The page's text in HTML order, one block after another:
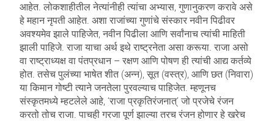
आहेत. लोकशाहीतील नेत्यांनीही त्यांचा अभ्यास, गुणानुकरण करावे असे
हे महान नृपती आहेत. अशा राजांच्या गुणांचे संस्कार नवीन पिढीवर
अवश्यमेव झाले पाहिजेत, नवीन पिढीला आणि सर्वांनाच त्यांची माहिती
झाली पाहिजे. राजा याचा अर्थ इथे राष्ट्रनेता असा करूया. राजा असो
वा राष्ट्राध्यक्ष वा पंतप्रधान – रक्षण आणि पोषण ही त्यांची आद्य कर्तव्ये
होत. तसेच पुलंच्या भाषेत शीत (अन्न), सूत (वस्त्र), आणि छत (निवारा)
या किमान गोष्टी त्याने जनतेला पुरवल्याच पाहिजेत. म्हणूनच
संस्कृतमध्ये म्हटलेले आहे, ‘राजा प्रकृतिरंजनात्’ जो प्रजेचे रंजन
करतो तोच राजा. पाचही गरजा पूर्ण झाल्या तरच रंजन होणार हे खरेच